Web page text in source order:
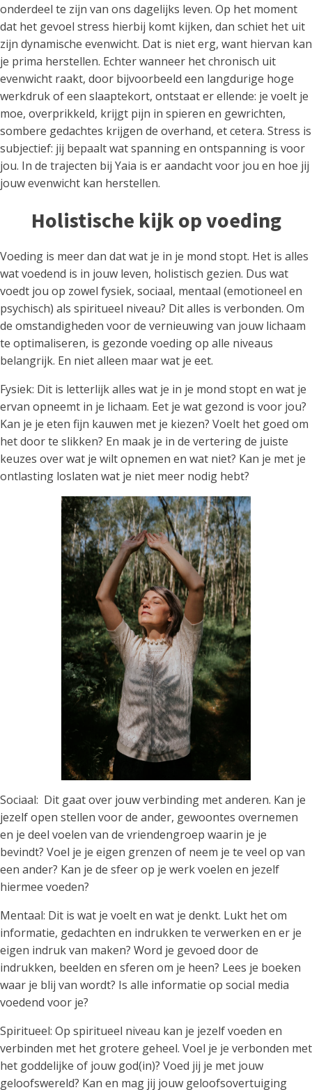
onderdeel te zijn van ons dagelijks leven. Op het moment
dat het gevoel stress hierbij komt kijken, dan schiet het uit
zijn dynamische evenwicht. Dat is niet erg, want hiervan kan
je prima herstellen. Echter wanneer het chronisch uit
evenwicht raakt, door bijvoorbeeld een langdurige hoge
werkdruk of een slaaptekort, ontstaat er ellende: je voelt je
moe, overprikkeld, krijgt pijn in spieren en gewrichten,
sombere gedachtes krijgen de overhand, et cetera. Stress is
subjectief: jij bepaalt wat spanning en ontspanning is voor
jou. In de trajecten bij Yaia is er aandacht voor jou en hoe jij
jouw evenwicht kan herstellen.
Holistische kijk op voeding
Voeding is meer dan dat wat je in je mond stopt. Het is alles
wat voedend is in jouw leven, holistisch gezien. Dus wat
voedt jou op zowel fysiek, sociaal, mentaal (emotioneel en
psychisch) als spiritueel niveau? Dit alles is verbonden. Om
de omstandigheden voor de vernieuwing van jouw lichaam
te optimaliseren, is gezonde voeding op alle niveaus
belangrijk. En niet alleen maar wat je eet.
Fysiek: Dit is letterlijk alles wat je in je mond stopt en wat je
ervan opneemt in je lichaam. Eet je wat gezond is voor jou?
Kan je je eten fijn kauwen met je kiezen? Voelt het goed om
het door te slikken? En maak je in de vertering de juiste
keuzes over wat je wilt opnemen en wat niet? Kan je met je
ontlasting loslaten wat je niet meer nodig hebt?
Sociaal: Dit gaat over jouw verbinding met anderen. Kan je
jezelf open stellen voor de ander, gewoontes overnemen
en je deel voelen van de vriendengroep waarin je je
bevindt? Voel je je eigen grenzen of neem je te veel op van
een ander? Kan je de sfeer op je werk voelen en jezelf
hiermee voeden?
Mentaal: Dit is wat je voelt en wat je denkt. Lukt het om
informatie, gedachten en indrukken te verwerken en er je
eigen indruk van maken? Word je gevoed door de
indrukken, beelden en sferen om je heen? Lees je boeken
waar je blij van wordt? Is alle informatie op social media
voedend voor je?
Spiritueel: Op spiritueel niveau kan je jezelf voeden en
verbinden met het grotere geheel. Voel je je verbonden met
het goddelijke of jouw god(in)? Voed jij je met jouw
geloofswereld? Kan en mag jij jouw geloofsovertuiging